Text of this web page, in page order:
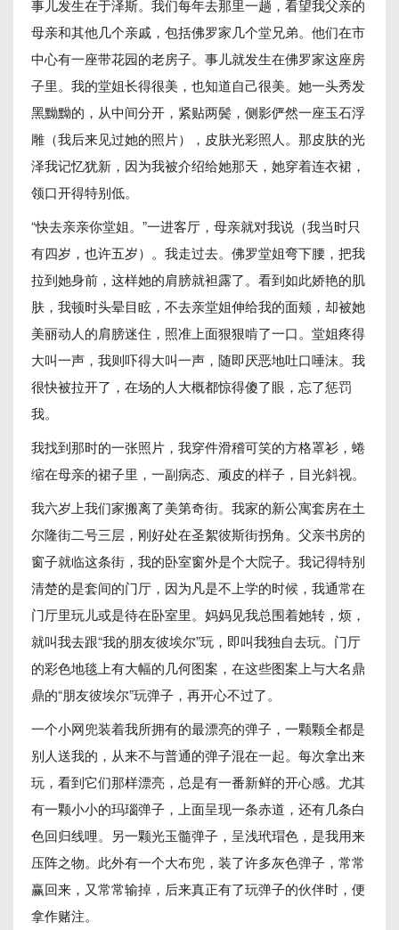
事儿发生在于泽斯。我们每年去那里一趟，看望我父亲的
母亲和其他几个亲戚，包括佛罗家几个堂兄弟。他们在市
中心有一座带花园的老房子。事儿就发生在佛罗家这座房
子里。我的堂姐长得很美，也知道自己很美。她一头秀发
黑黝黝的，从中间分开，紧贴两鬓，侧影俨然一座玉石浮
雕（我后来见过她的照片），皮肤光彩照人。那皮肤的光
泽我记忆犹新，因为我被介绍给她那天，她穿着连衣裙，
领口开得特别低。
“快去亲亲你堂姐。”一进客厅，母亲就对我说（我当时只
有四岁，也许五岁）。我走过去。佛罗堂姐弯下腰，把我
拉到她身前，这样她的肩膀就袒露了。看到如此娇艳的肌
肤，我顿时头晕目眩，不去亲堂姐伸给我的面颊，却被她
美丽动人的肩膀迷住，照准上面狠狠啃了一口。堂姐疼得
大叫一声，我则吓得大叫一声，随即厌恶地吐口唾沫。我
很快被拉开了，在场的人大概都惊得傻了眼，忘了惩罚
我。
我找到那时的一张照片，我穿件滑稽可笑的方格罩衫，蜷
缩在母亲的裙子里，一副病态、顽皮的样子，目光斜视。
我六岁上我们家搬离了美第奇街。我家的新公寓套房在土
尔隆街二号三层，刚好处在圣絮彼斯街拐角。父亲书房的
窗子就临这条街，我的卧室窗外是个大院子。我记得特别
清楚的是套间的门厅，因为凡是不上学的时候，我通常在
门厅里玩儿或是待在卧室里。妈妈见我总围着她转，烦，
就叫我去跟“我的朋友彼埃尔”玩，即叫我独自去玩。门厅
的彩色地毯上有大幅的几何图案，在这些图案上与大名鼎
鼎的“朋友彼埃尔”玩弹子，再开心不过了。
一个小网兜装着我所拥有的最漂亮的弹子，一颗颗全都是
别人送我的，从来不与普通的弹子混在一起。每次拿出来
玩，看到它们那样漂亮，总是有一番新鲜的开心感。尤其
有一颗小小的玛瑙弹子，上面呈现一条赤道，还有几条白
色回归线哩。另一颗光玉髓弹子，呈浅玳瑁色，是我用来
压阵之物。此外有一个大布兜，装了许多灰色弹子，常常
赢回来，又常常输掉，后来真正有了玩弹子的伙伴时，便
拿作赌注。